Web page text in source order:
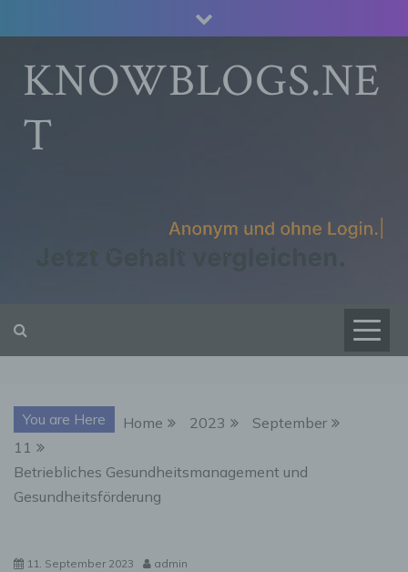
to
contentKNOWBLOGS.NE
T
You are Here Home 2023
September
11
Betriebliches Gesundheitsmanagement und
Gesundheitsförderung
11. September 2023 admin